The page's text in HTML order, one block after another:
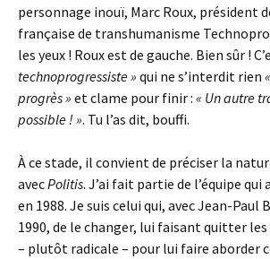
personnage inouï, Marc Roux, président
française de transhumanisme
les yeux ! Roux est de gauche. Bien sûr !
technoprogressiste » qui ne s’interdit rien
progrès » et clame pour finir : « Un autre
possible ! ». Tu l’as dit, bouffi.
À ce stade, il convient de préciser la
avecPolitis. J’ai fait partie de l’équipe qui
en 1988. Je suis celui qui, avec Jean-Paul
1990, de le changer, lui faisant quitter les
– plutôt radicale – pour lui faire aborder